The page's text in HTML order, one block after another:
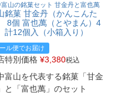
富山の銘菓セット 甘金丹と富也萬
銘菓 甘金丹（かんこんた
8個 富也萬（とやまん）4
12個入（小箱入り）
ル便でお届け
特別価格 ¥3,380税込
富山を代表する銘菓「甘金
と「富也萬」のセット